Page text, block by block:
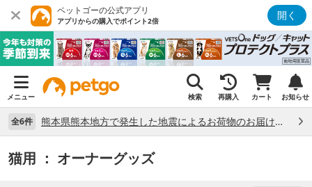
ペットゴーの公式アプリ
アプリからの購入でポイント2倍 開く
メニュー 検索 再購入 カート お知らせ
全6件 熊本県熊本地方で発生した地震によるお荷物のお届け状況について （7/28）
猫用 ： オーナーグッズ